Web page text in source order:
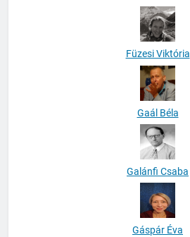
Füzesi Viktória
Gaál Béla
Galánfi Csaba
Gáspár Éva